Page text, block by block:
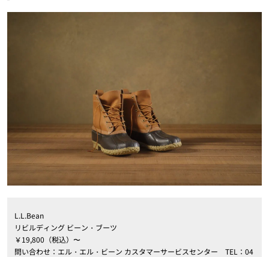
L.L.Bean
リビルディング ビーン・ブーツ
￥19,800（税込）〜
問い合わせ：エル・エル・ビーン カスタマーサービスセンター TEL：04